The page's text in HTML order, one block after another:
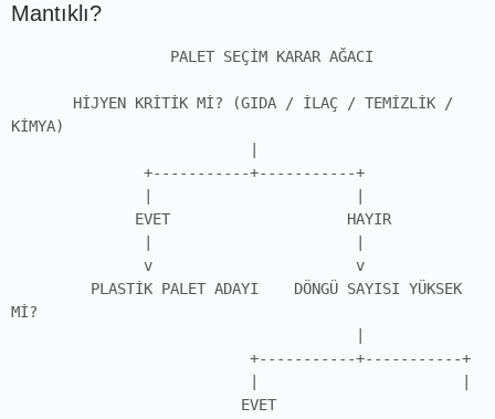
Mantıklı?
KİMYA)
Mİ?